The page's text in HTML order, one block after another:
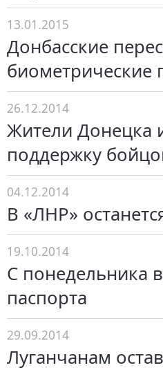
13.01.2015
Донбасские
биометрические
26.12.2014
Жители Донецка
поддержку
04.12.2014
В «ЛНР»
19.10.2014
С понедельника
паспорта
29.09.2014
Луганчанам